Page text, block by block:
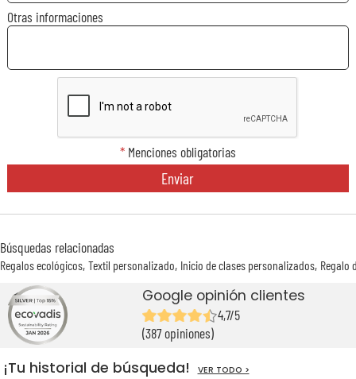
Otras informaciones
*Menciones obligatorias
Enviar
Búsquedas relacionadas
Regalos ecológicos Textil personalizado Inicio de clases personalizados Regalo
Google opinión clientes
4,7/5
(387 opiniones)
¡Tu historial de búsqueda! VER TODO >